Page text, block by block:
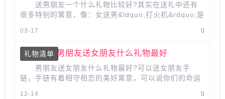
送男朋友一个什么礼物比较好?其实在送礼中还有
很多特别的寓意，像：女送男&ldquo;打火机&rdquo;是
0
03-17
礼物清单 男朋友送女朋友什么礼物最好
男朋友送女朋友什么礼物最好?可以送女朋友手
链，手链有着相守相恋的美好寓意，可以说你们的命运
0
12-14